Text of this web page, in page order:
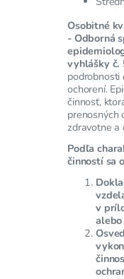
Osobitné
- Odborná
vyhlášky č.
podrobnosti
ochorení.
činnosť,
prenosných
zdravotne a
Podľa
činností sa
v
alebo